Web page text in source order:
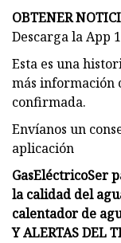
OBTENER
Descarga la App
Esta es una
más información
confirmada.
Envíanos un
aplicación
GasEléctricoSer
la calidad del
calentador de
Y ALERTAS DEL